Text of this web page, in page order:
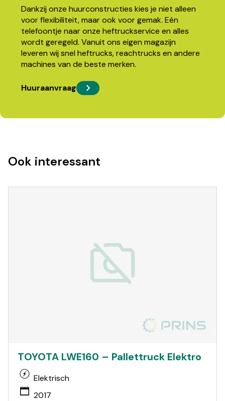
Dankzij onze huurconstructies kies je niet alleen
voor flexibiliteit, maar ook voor gemak. Eén
telefoontje naar onze heftruckservice en alles
wordt geregeld. Vanuit ons eigen magazijn
leveren wij snel heftrucks, reachtrucks en andere
machines van de beste merken.
Huuraanvraag
Ook interessant
TOYOTA LWE160 – Pallettruck Elektro
Elektrisch
2017